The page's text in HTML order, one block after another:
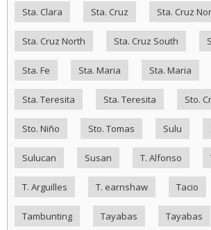
Sta. Clara Sta. Cruz Sta. Cruz
Sta. Cruz North Sta. Cruz South
Sta. Fe Sta. Maria Sta. Maria
Sta. Teresita Sta. Teresita Sto.
Sto. Niño Sto. Tomas Sulu
Sulucan Susan T. Alfonso
T. Arguilles T. earnshaw Tacio
Tambunting Tayabas Tayabas